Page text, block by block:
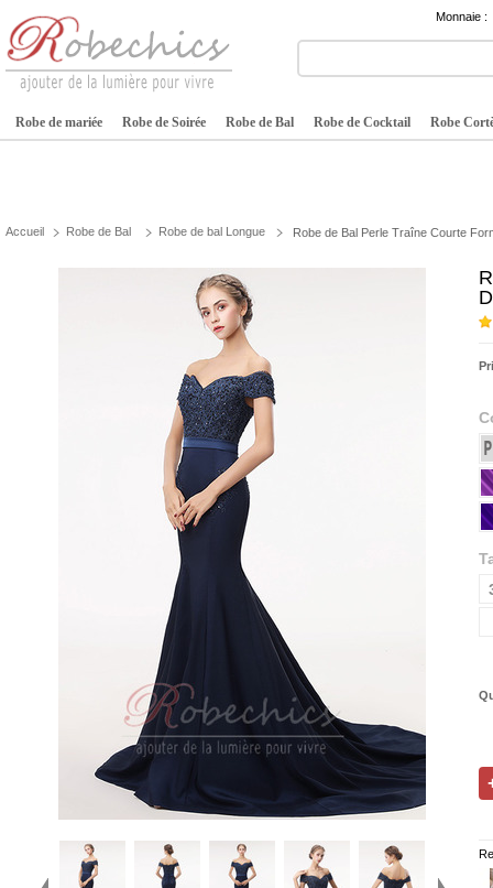
Monnaie :
Robe de mariée Robe de Soirée Robe de Bal Robe de Cocktail Robe
Accueil Robe de Bal Robe de bal Longue Robe de Bal Perle Traîne Courte